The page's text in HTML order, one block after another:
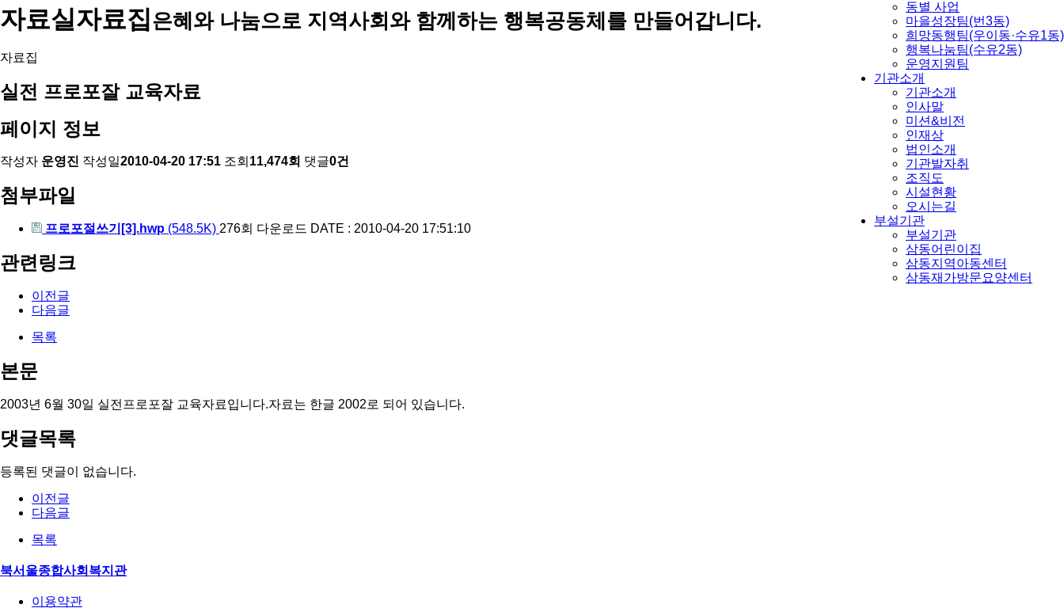
동별 사업
마을성장팀(번3동)
희망동행팀(우이동·수유1동)
행복나눔팀(수유2동)
운영지원팀
기관소개
기관소개
인사말
미션&비전
인재상
법인소개
기관발자취
조직도
시설현황
오시는길
부설기관
부설기관
삼동어린이집
삼동지역아동센터
삼동재가방문요양센터
자료실자료집은혜와 나눔으로 지역사회와 함께하는 행복공동체를 만들어갑니다.
자료집
실전 프로포잘 교육자료
페이지 정보
작성자 운영진 작성일2010-04-20 17:51 조회 11,474회 댓글0건
첨부파일
프로포절쓰기[3].hwp (548.5K) 276회 다운로드 DATE : 2010-04-20 17:51:10
관련링크
이전글
다음글
목록
본문
2003년 6월 30일 실전프로포잘 교육자료입니다.자료는 한글 2002로 되어 있습니다.
댓글목록
등록된 댓글이 없습니다.
이전글
다음글
목록
북서울종합사회복지관
이용약관